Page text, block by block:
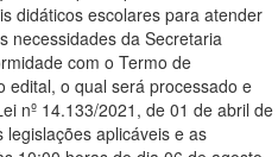
didáticos escolares para atender
necessidades da Secretaria
com o Termo de
edital, o qual será processado e
nº 14.133/2021, de 01 de abril de
aplicáveis e as